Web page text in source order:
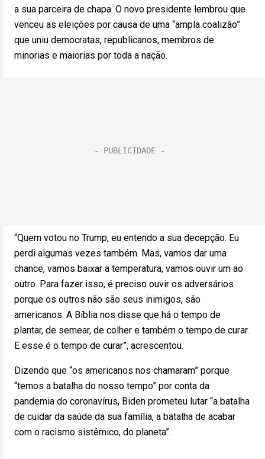
a sua parceira de chapa. O novo presidente lembrou que
venceu as eleições por causa de uma “ampla coalizão”
que uniu democratas, republicanos, membros de
minorias e maiorias por toda a nação.
“Quem votou no Trump, eu entendo a sua decepção. Eu
perdi algumas vezes também. Mas, vamos dar uma
chance, vamos baixar a temperatura, vamos ouvir um ao
outro. Para fazer isso, é preciso ouvir os adversários
porque os outros não são seus inimigos, são
americanos. A Bíblia nos disse que há o tempo de
plantar, de semear, de colher e também o tempo de curar.
E esse é o tempo de curar”, acrescentou.
Dizendo que “os americanos nos chamaram” porque
“temos a batalha do nosso tempo” por conta da
pandemia do coronavírus, Biden prometeu lutar “a batalha
de cuidar da saúde da sua família, a batalha de acabar
com o racismo sistêmico, do planeta”.